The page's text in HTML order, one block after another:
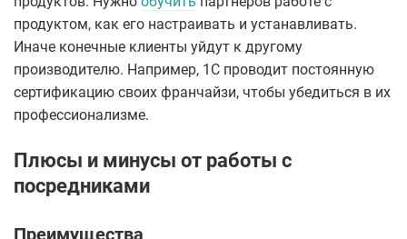
продуктом, как его настраивать и устанавливать.
Иначе конечные клиенты уйдут к другому
производителю. Например, 1С проводит постоянную
сертификацию своих франчайзи, чтобы убедиться в их
профессионализме.
Плюсы и минусы от работы с
посредниками